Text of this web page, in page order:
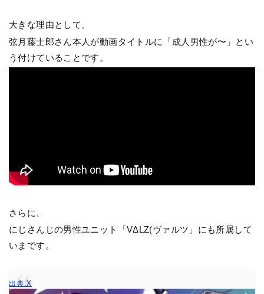
大きな理由として、
弦月藤士郎さん本人が動画タイトルに「成人男性が〜」とい
う付けていることです。
さらに、
にじさんじの男性ユニット「VΔLZ(ヴァルツ」にも所属して
いまです。
出典:X